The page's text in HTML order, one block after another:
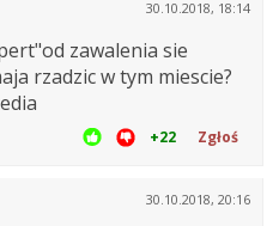
30.10.2018, 18:14
zawalenia sie
rzadzic w tym miescie?
+22 Zgłoś
30.10.2018, 20:16